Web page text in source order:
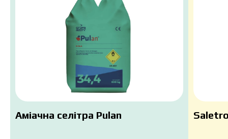
Аміачна селітра Pulan